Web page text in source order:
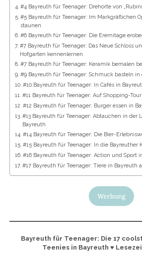
#4 Bayreuth für Teenager: Drehorte von
#5 Bayreuth für Teenager: Im Markgräflichen
staunen
#6 Bayreuth für Teenager: Die Eremitage
#7 Bayreuth für Teenager: Das Neue Schloss
Hofgarten kennenlernen
#7 Bayreuth für Teenager: Keramik bemalen
#9 Bayreuth für Teenager: Schmuck basteln
#10 Bayreuth für Teenager: In Cafés in
#11 Bayreuth für Teenager: Auf Shopping-
#12 Bayreuth für Teenager: Burger essen in
#13 Bayreuth für Teenager: Abtauchen in der
Bayreuth
#14 Bayreuth für Teenager: Die Bier-
#15 Bayreuth für Teenager: In die Bayreuther
#16 Bayreuth für Teenager: Action und Sport
#17 Bayreuth für Teenager: Tiere in Bayreuth
Bayreuth für Teenager: Die 17
Teenies in Bayreuth ♥